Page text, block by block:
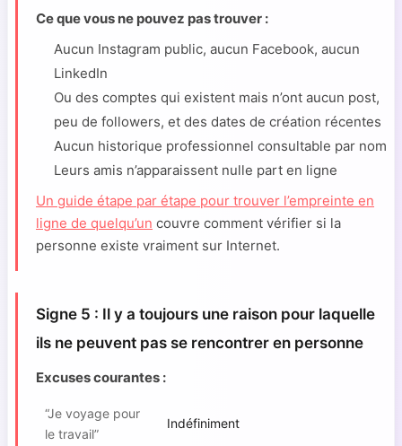
Ce que vous ne pouvez pas trouver :
Aucun Instagram public, aucun Facebook, aucun
LinkedIn
Ou des comptes qui existent mais n’ont aucun post,
peu de followers, et des dates de création récentes
Aucun historique professionnel consultable par nom
Leurs amis n’apparaissent nulle part en ligne
Un guide étape par étape pour trouver l’empreinte en
ligne de quelqu’un couvre comment vérifier si la
personne existe vraiment sur Internet.
Signe 5 : Il y a toujours une raison pour laquelle
ils ne peuvent pas se rencontrer en personne
Excuses courantes :
“Je voyage pour
le travail”
Indéfiniment